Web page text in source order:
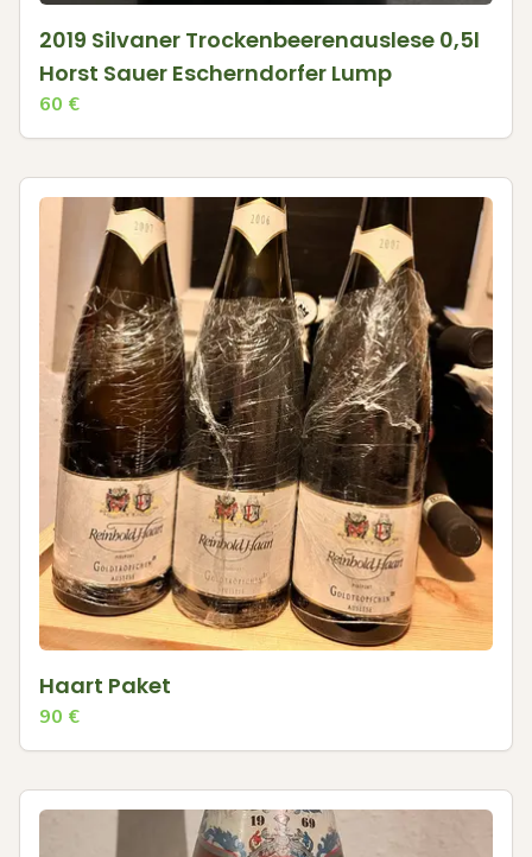
2019 Silvaner Trockenbeerenauslese 0,5l
Horst Sauer Escherndorfer Lump
60 €
Haart Paket
90 €